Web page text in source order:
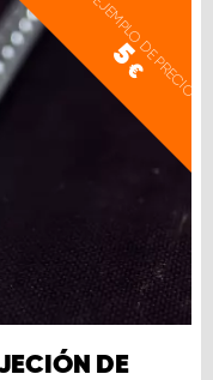
EJEMPLO DE PRECIO
5
€
DE